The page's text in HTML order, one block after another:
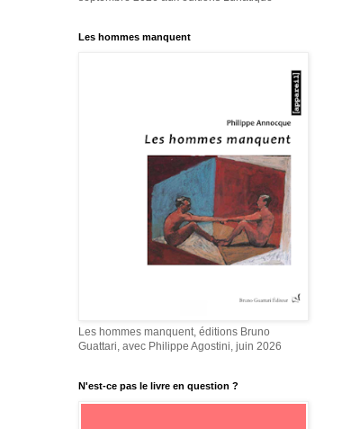
Les hommes manquent
Les hommes manquent, éditions Bruno
Guattari, avec Philippe Agostini, juin 2026
N'est-ce pas le livre en question ?